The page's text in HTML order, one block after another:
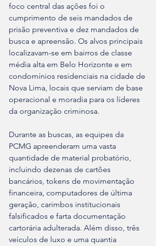
foco central das ações foi o
cumprimento de seis mandados de
prisão preventiva e dez mandados de
busca e apreensão. Os alvos principais
localizavam-se em bairros de classe
média alta em Belo Horizonte e em
condomínios residenciais na cidade de
Nova Lima, locais que serviam de base
operacional e moradia para os líderes
da organização criminosa.
Durante as buscas, as equipes da
PCMG apreenderam uma vasta
quantidade de material probatório,
incluindo dezenas de cartões
bancários, tokens de movimentação
financeira, computadores de última
geração, carimbos institucionais
falsificados e farta documentação
cartorária adulterada. Além disso, três
veículos de luxo e uma quantia